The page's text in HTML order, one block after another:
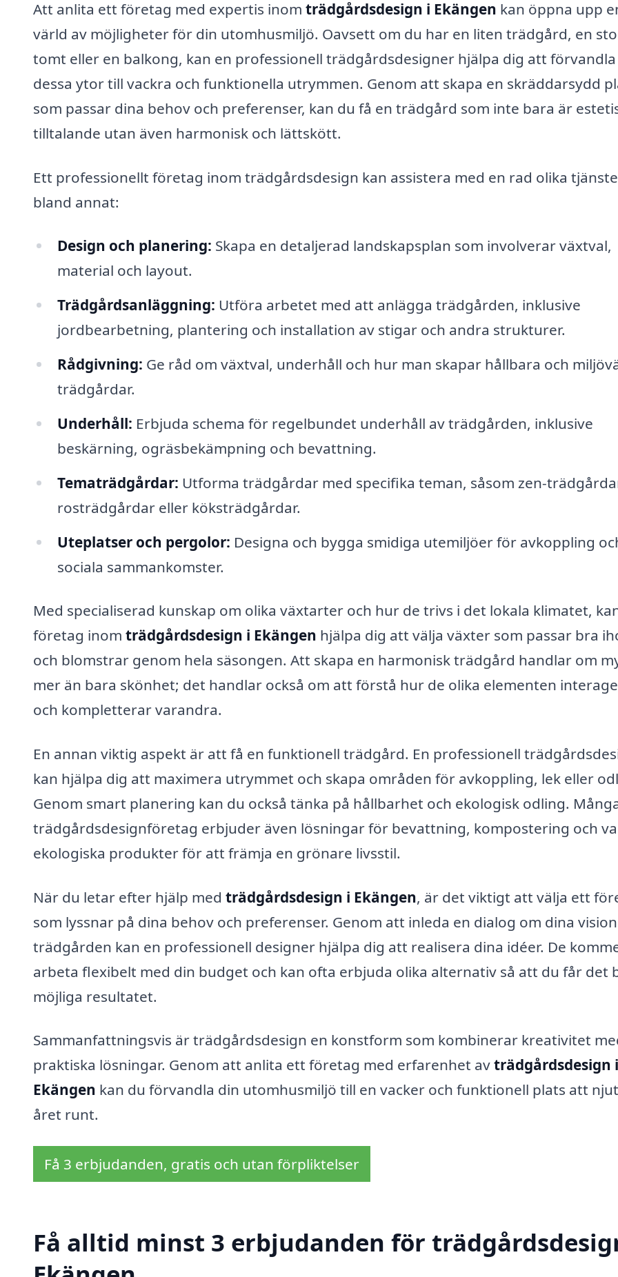
Att anlita ett företag med expertis inom trädgårdsdesign i Ekängen kan öppna upp
värld av möjligheter för din utomhusmiljö. Oavsett om du har en liten trädgård, en
tomt eller en balkong, kan en professionell trädgårdsdesigner hjälpa dig att förvandla
dessa ytor till vackra och funktionella utrymmen. Genom att skapa en skräddarsydd
som passar dina behov och preferenser, kan du få en trädgård som inte bara är
tilltalande utan även harmonisk och lättskött.
Ett professionellt företag inom trädgårdsdesign kan assistera med en rad olika
bland annat:
Design och planering: Skapa en detaljerad landskapsplan som involverar växtval,
material och layout.
Trädgårdsanläggning: Utföra arbetet med att anlägga trädgården, inklusive
jordbearbetning, plantering och installation av stigar och andra strukturer.
Rådgivning: Ge råd om växtval, underhåll och hur man skapar hållbara och
trädgårdar.
Underhåll: Erbjuda schema för regelbundet underhåll av trädgården, inklusive
beskärning, ogräsbekämpning och bevattning.
Tematrädgårdar: Utforma trädgårdar med specifika teman, såsom zen-
rosträdgårdar eller köksträdgårdar.
Uteplatser och pergolor: Designa och bygga smidiga utemiljöer för avkoppling
sociala sammankomster.
Med specialiserad kunskap om olika växtarter och hur de trivs i det lokala klimatet,
företag inom trädgårdsdesign i Ekängen hjälpa dig att välja växter som passar bra
och blomstrar genom hela säsongen. Att skapa en harmonisk trädgård handlar om
mer än bara skönhet; det handlar också om att förstå hur de olika elementen
och kompletterar varandra.
En annan viktig aspekt är att få en funktionell trädgård. En professionell
kan hjälpa dig att maximera utrymmet och skapa områden för avkoppling, lek eller
Genom smart planering kan du också tänka på hållbarhet och ekologisk odling.
trädgårdsdesignföretag erbjuder även lösningar för bevattning, kompostering och
ekologiska produkter för att främja en grönare livsstil.
När du letar efter hjälp med trädgårdsdesign i Ekängen, är det viktigt att välja ett
som lyssnar på dina behov och preferenser. Genom att inleda en dialog om dina
trädgården kan en professionell designer hjälpa dig att realisera dina idéer. De
arbeta flexibelt med din budget och kan ofta erbjuda olika alternativ så att du får det
möjliga resultatet.
Sammanfattningsvis är trädgårdsdesign en konstform som kombinerar kreativitet
praktiska lösningar. Genom att anlita ett företag med erfarenhet avträdgårdsdesign i
Ekängen kan du förvandla din utomhusmiljö till en vacker och funktionell plats att
året runt.
Få 3 erbjudanden, gratis och utan förpliktelser
Få alltid minst 3 erbjudanden för